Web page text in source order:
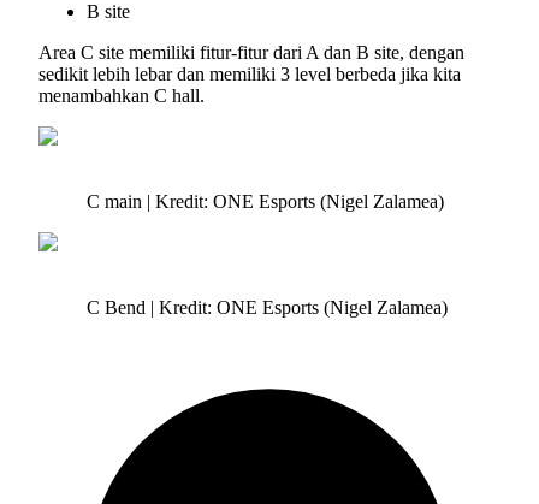
B site
Area C site memiliki fitur-fitur dari A dan B site, dengan
sedikit lebih lebar dan memiliki 3 level berbeda jika kita
menambahkan C hall.
C main | Kredit: ONE Esports (Nigel Zalamea)
C Bend | Kredit: ONE Esports (Nigel Zalamea)